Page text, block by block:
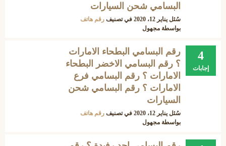
البسامي شحن السيارات
سُئل يناير 12، 2020 في تصنيف رقم هاتف
بواسطة مجهول
4
إجابات
رقم البسامي البطحاء الامارات
؟ رقم البسامي الاخضر البطحاء
الامارات ؟ رقم البسامي فرع
الامارات ؟ رقم البسامي شحن
السيارات
سُئل يناير 12، 2020 في تصنيف رقم هاتف
بواسطة مجهول